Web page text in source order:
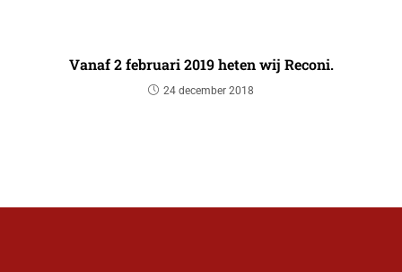
Vanaf 2 februari 2019 heten wij Reconi.
24 december 2018